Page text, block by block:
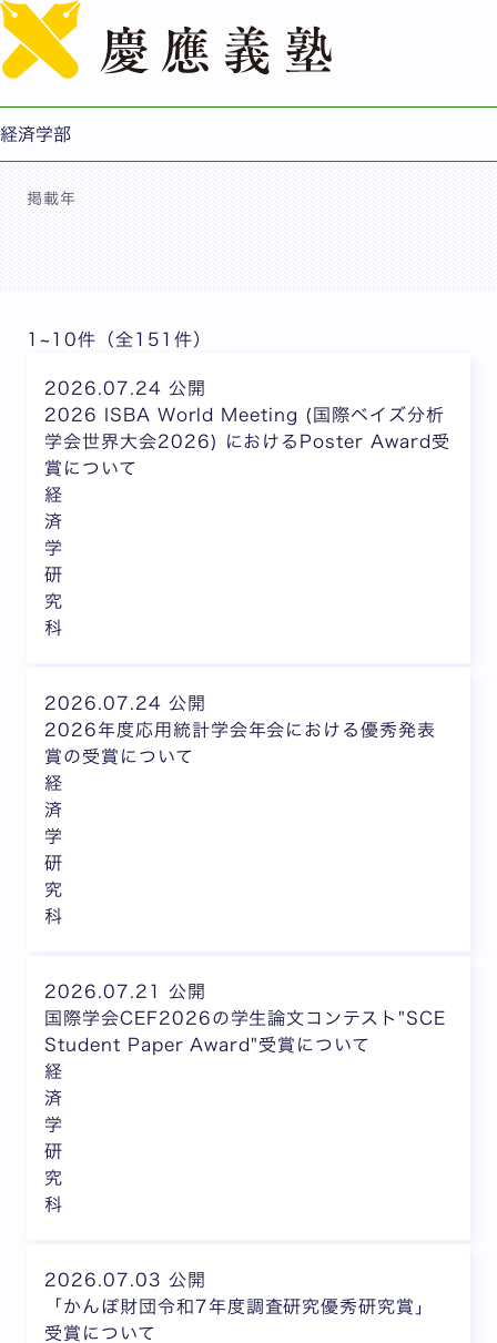
経済学部
ニュース
掲載年
1~10件（全151件）
2026.07.24 公開
2026 ISBA World Meeting (国際ベイズ分析
学会世界大会2026) におけるPoster Award受
賞について
経
済
学
研
究
科
2026.07.24 公開
2026年度応用統計学会年会における優秀発表
賞の受賞について
経
済
学
研
究
科
2026.07.21 公開
国際学会CEF2026の学生論文コンテスト"SCE
Student Paper Award"受賞について
経
済
学
研
究
科
2026.07.03 公開
「かんぽ財団令和7年度調査研究優秀研究賞」
受賞について